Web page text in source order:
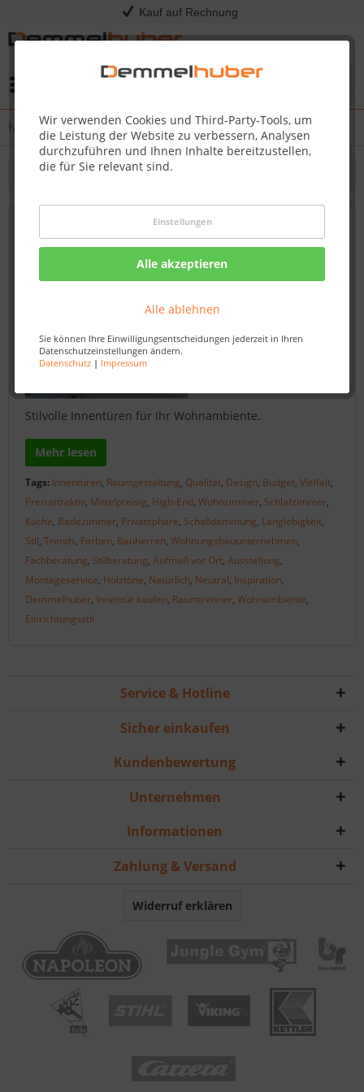
Kauf auf Rechnung
Wir verwenden Cookies und Third-Party-Tools, um
die Leistung der Website zu verbessern, Analysen
durchzuführen und Ihnen Inhalte bereitzustellen,
die für Sie relevant sind.
Einstellungen
Alle akzeptieren
Alle ablehnen
Sie können Ihre Einwilligungsentscheidungen jederzeit in Ihren
Datenschutzeinstellungen ändern.
Datenschutz| Impressum
News
Filtern
Innentüren kaufen: Qualität und Design
für jedes Budget - Demmelhuber
Von: Nadine Wagner
Stilvolle Innentüren für Ihr Wohnambiente.
Mehr lesen
Tags: Innentüren, Raumgestaltung, Qualität, Design, Budget, Vielfalt,
Preisattraktiv, Mittelpreisig, High-End, Wohnzimmer, Schlafzimmer,
Küche, Badezimmer, Privatsphäre, Schalldämmung, Langlebigkeit,
Stil, Trends, Farben, Bauherren, Wohnungsbauunternehmen,
Fachberatung, Stilberatung, Aufmaß vor Ort, Ausstellung,
Montageservice, Holztöne, Natürlich, Neutral, Inspiration,
Demmelhuber, Innentür kaufen, Raumtrenner, Wohnambiente,
Einrichtungsstil
Service & Hotline
Sicher einkaufen
Kundenbewertung
Unternehmen
Informationen
Zahlung & Versand
Widerruf erklären